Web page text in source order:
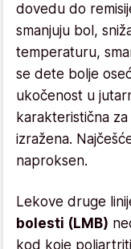
dovedu do
smanjuju bol,
temperaturu,
se dete bolje
ukočenost u
karakteristična
izražena.
naproksen.
Lekove druge
bolesti (LMB)
kod koje